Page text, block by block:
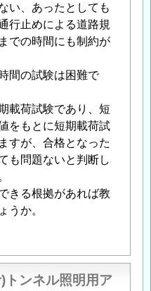
い、あったとしても
行止めによる道路規
での時間にも制約が
間の試験は困難で
載荷試験であり、短
をもとに短期載荷試
すが、合格となった
も問題ないと判断し
きる根拠があれば教
うか。
トンネル照明用ア